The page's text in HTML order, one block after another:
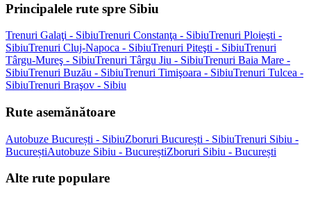
Principalele rute spre Sibiu
Trenuri Galaţi - SibiuTrenuri Constanţa - SibiuTrenuri Ploieşti -
SibiuTrenuri Cluj-Napoca - SibiuTrenuri Piteşti - SibiuTrenuri
Târgu-Mureş - SibiuTrenuri Târgu Jiu - SibiuTrenuri Baia Mare -
SibiuTrenuri Buzău - SibiuTrenuri Timişoara - SibiuTrenuri Tulcea -
SibiuTrenuri Braşov - Sibiu
Rute asemănătoare
Autobuze București - SibiuZboruri București - SibiuTrenuri Sibiu -
BucureștiAutobuze Sibiu - BucureștiZboruri Sibiu - București
Alte rute populare